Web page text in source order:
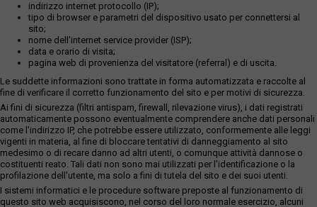
indirizzo internet protocollo (IP);
tipo di browser e parametri del dispositivo usato per connettersi al
sito;
nome dell'internet service provider (ISP);
data e orario di visita;
pagina web di provenienza del visitatore (referral) e di uscita.
Le suddette informazioni sono trattate in forma automatizzata e raccolte al
fine di verificare il corretto funzionamento del sito e per motivi di sicurezza.
Ai fini di sicurezza (filtri antispam, firewall, rilevazione virus), i dati registrati
automaticamente possono eventualmente comprendere anche dati personali
come l'indirizzo IP, che potrebbe essere utilizzato, conformemente alle leggi
vigenti in materia, al fine di bloccare tentativi di danneggiamento al sito
medesimo o di recare danno ad altri utenti, o comunque attività dannose o
costituenti reato. Tali dati non sono mai utilizzati per l'identificazione o la
profilazione dell'utente, ma solo a fini di tutela del sito e dei suoi utenti.
I sistemi informatici e le procedure software preposte al funzionamento di
questo sito web acquisiscono, nel corso del loro normale esercizio, alcuni